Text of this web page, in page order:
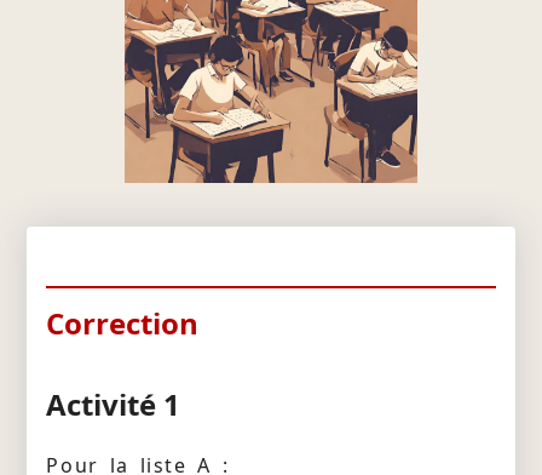
Correction
Activité 1
Pour la liste A :